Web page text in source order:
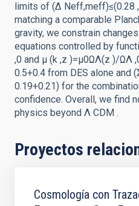
limits of (Δ Neff,meff)≤(0.28
matching a comparable
gravity, we constrain
equations controlled by
,0 and μ (k ,z )=μ0ΩΛ(z )/ΩΛ
0.5+0.4 from DES alone and
0.19+0.21) for the
confidence. Overall, we find
physics beyond Λ CDM .
Proyectos
Cosmología con